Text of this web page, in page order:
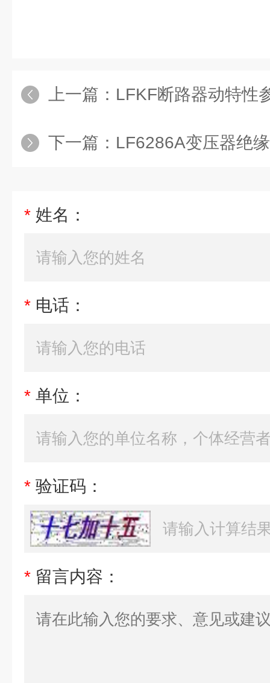
上一篇： LFKF断路器动特性
下一篇： LF6286A变压器绝
* 姓名：
* 电话：
* 单位：
* 验证码：
* 留言内容：